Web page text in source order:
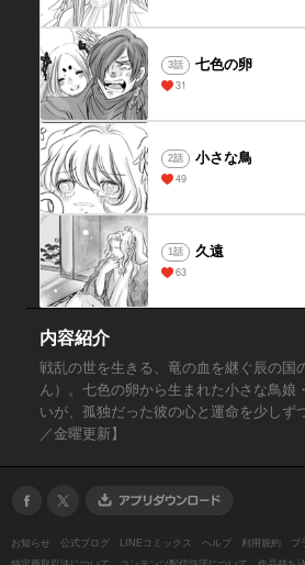
3話 七色の卵
31
2話 小さな鳥
49
1話 久遠
63
内容紹介
戦乱の世を生きる、竜の血を継ぐ辰の国
ん）。七色の卵から生まれた小さな鳥娘
いが、孤独だった彼の心と運命を少しず
／金曜更新】
お知らせ 公式ブログ LINEコミックス ヘルプ 利用規約
プ